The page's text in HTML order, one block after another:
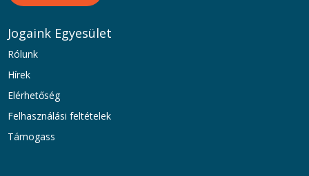
Jogaink Egyesület
Rólunk
Hírek
Elérhetőség
Felhasználási feltételek
Támogass